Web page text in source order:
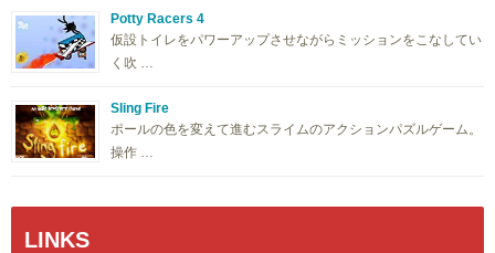
Potty Racers 4
仮設トイレをパワーアップさせながらミッションをこなしてい
く吹 …
Sling Fire
ポールの色を変えて進むスライムのアクションパズルゲーム。
操作 …
LINKS